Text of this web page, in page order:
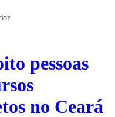
pessoas
no Ceará